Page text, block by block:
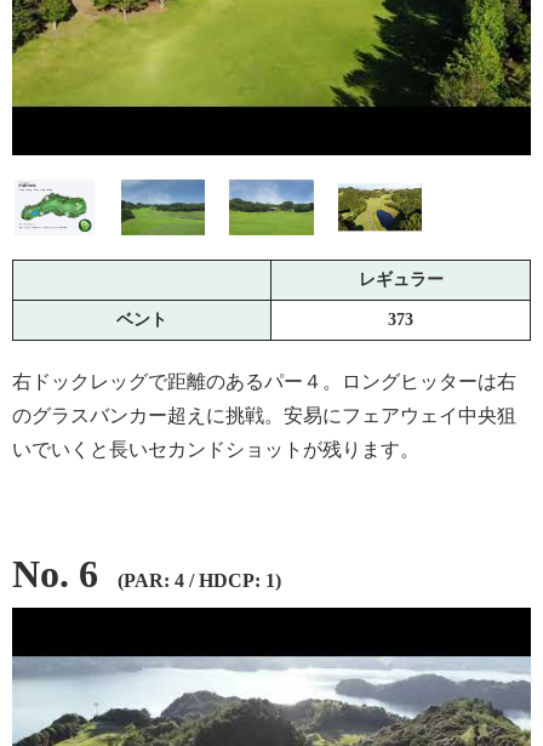
レギュラー
ベント 373
右ドックレッグで距離のあるパー４。ロングヒッターは右
のグラスバンカー超えに挑戦。安易にフェアウェイ中央狙
いでいくと長いセカンドショットが残ります。
No. 6 (PAR: 4 / HDCP: 1)